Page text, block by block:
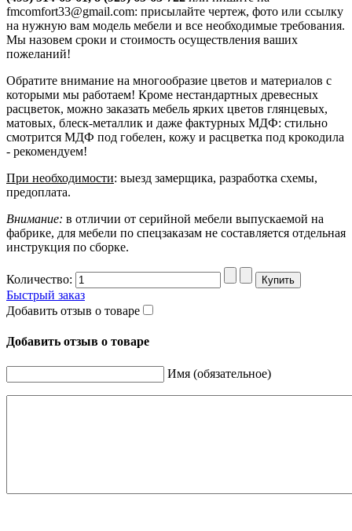
fmcomfort33@gmail.com: присылайте чертеж, фото или ссылку
на нужную вам модель мебели и все необходимые требования.
Мы назовем сроки и стоимость осуществления ваших
пожеланий!
Обратите внимание на многообразие цветов и материалов с
которыми мы работаем! Кроме нестандартных древесных
расцветок, можно заказать мебель ярких цветов глянцевых,
матовых, блеск-металлик и даже фактурных МДФ: стильно
смотрится МДФ под гобелен, кожу и расцветка под крокодила
- рекомендуем!
При необходимости: выезд замерщика, разработка схемы,
предоплата.
Внимание: в отличии от серийной мебели выпускаемой на
фабрике, для мебели по спецзаказам не составляется отдельная
инструкция по сборке.
Количество:
Быстрый заказ
Добавить отзыв о товаре
Добавить отзыв о товаре
Имя (обязательное)